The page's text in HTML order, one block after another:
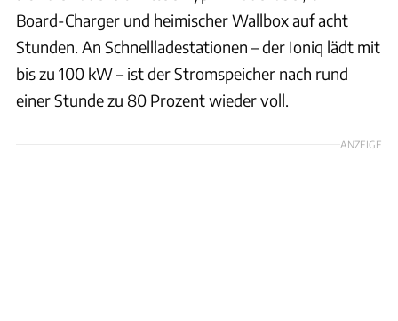
Board-Charger und heimischer Wallbox auf acht
Stunden. An Schnellladestationen – der Ioniq lädt mit
bis zu 100 kW – ist der Stromspeicher nach rund
einer Stunde zu 80 Prozent wieder voll.
ANZEIGE